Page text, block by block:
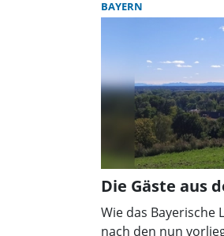
Landkreis mit
Betten beinahe
Übernachtungen
entspricht einer
BAYERN
Die Gäste aus
Wie das Bayerische
nach den nun